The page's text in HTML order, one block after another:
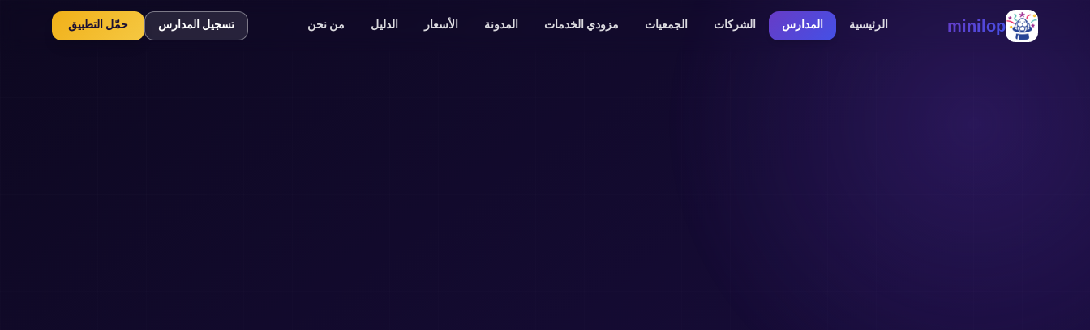
minilop الرئيسية المدارس الشركات الجمعيات مزودي الخدمات المدونة الأسعار الدليل من نحن تسجيل المدارس حمّل التطبيق